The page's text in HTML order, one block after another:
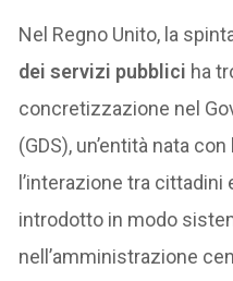
Nel Regno Unito, la
dei servizi pubblici ha
concretizzazione nel
(GDS), un’entità nata
l’interazione tra cittadini
introdotto in modo
nell’amministrazione